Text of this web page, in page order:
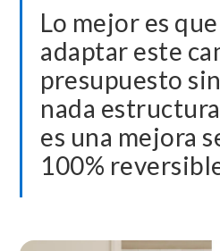
Lo mejor es
adaptar este
presupuesto
nada
es una mejora
100%